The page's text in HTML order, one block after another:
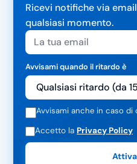
Ricevi notifiche via
qualsiasi momento.
Avvisami quando il ritardo è
Avvisami anche in caso di
Accetto la Privacy Policy